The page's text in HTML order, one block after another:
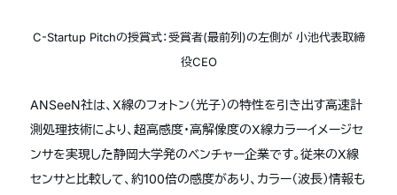
C-Startup Pitchの授賞式：受賞者(最前列)の左側が 小池代表取締
役CEO
ANSeeN社は、X線のフォトン（光子）の特性を引き出す高速計
測処理技術により、超高感度・高解像度のX線カラーイメージセ
ンサを実現した静岡大学発のベンチャー企業です。従来のX線
センサと比較して、約100倍の感度があり、カラー（波長）情報も